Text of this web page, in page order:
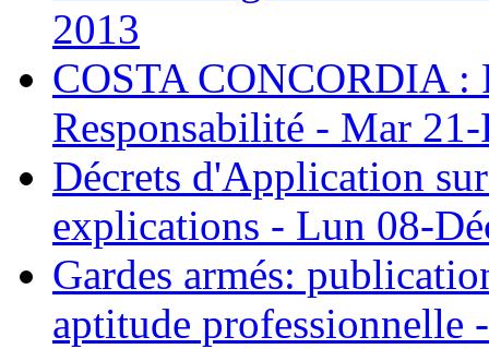
2013
COSTA CONCORDIA :
Responsabilité - Mar
Décrets d'Application
explications - Lun 08-
Gardes armés:
aptitude professionnelle